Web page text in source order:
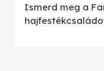
Ismerd meg a